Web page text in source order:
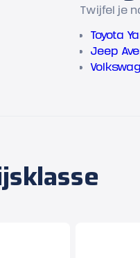
Twijfel je
Toyota
Jeep